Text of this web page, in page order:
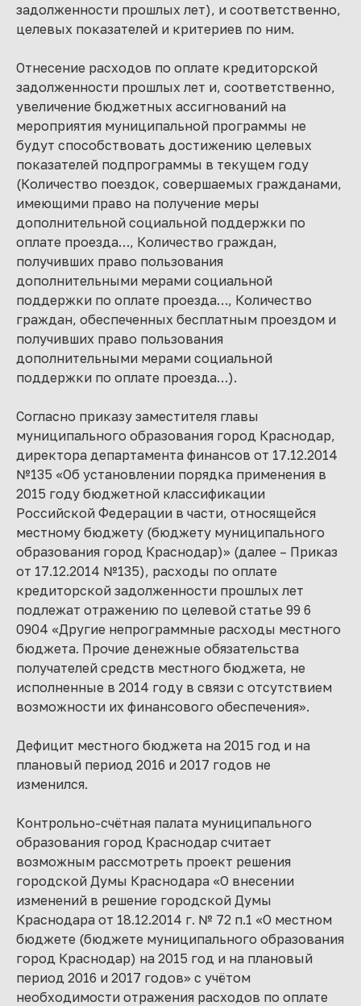
задолженности прошлых лет), и соответственно,
целевых показателей и критериев по ним.
Отнесение расходов по оплате кредиторской
задолженности прошлых лет и, соответственно,
увеличение бюджетных ассигнований на
мероприятия муниципальной программы не
будут способствовать достижению целевых
показателей подпрограммы в текущем году
(Количество поездок, совершаемых гражданами,
имеющими право на получение меры
дополнительной социальной поддержки по
оплате проезда…, Количество граждан,
получивших право пользования
дополнительными мерами социальной
поддержки по оплате проезда…, Количество
граждан, обеспеченных бесплатным проездом и
получивших право пользования
дополнительными мерами социальной
поддержки по оплате проезда…).
Согласно приказу заместителя главы
муниципального образования город Краснодар,
директора департамента финансов от 17.12.2014
№135 «Об установлении порядка применения в
2015 году бюджетной классификации
Российской Федерации в части, относящейся
местному бюджету (бюджету муниципального
образования город Краснодар)» (далее – Приказ
от 17.12.2014 №135), расходы по оплате
кредиторской задолженности прошлых лет
подлежат отражению по целевой статье 99 6
0904 «Другие непрограммные расходы местного
бюджета. Прочие денежные обязательства
получателей средств местного бюджета, не
исполненные в 2014 году в связи с отсутствием
возможности их финансового обеспечения».
Дефицит местного бюджета на 2015 год и на
плановый период 2016 и 2017 годов не
изменился.
Контрольно-счётная палата муниципального
образования город Краснодар считает
возможным рассмотреть проект решения
городской Думы Краснодара «О внесении
изменений в решение городской Думы
Краснодара от 18.12.2014 г. № 72 п.1 «О местном
бюджете (бюджете муниципального образования
город Краснодар) на 2015 год и на плановый
период 2016 и 2017 годов» с учётом
необходимости отражения расходов по оплате